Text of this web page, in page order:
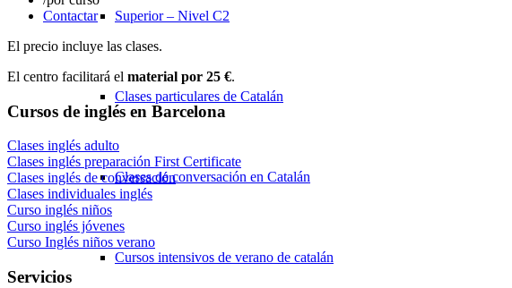
Superior – Nivel C2
Clases particulares de Catalán
Clases de conversación en Catalán
Cursos intensivos de verano de catalán
Contactar
El precio incluye las clases.
El centro facilitará el material por 25 €.
Cursos de inglés en Barcelona
Clases inglés adulto
Clases inglés preparación First Certificate
Clases inglés de conversación
Clases individuales inglés
Curso inglés niños
Curso inglés jóvenes
Curso Inglés niños verano
Servicios